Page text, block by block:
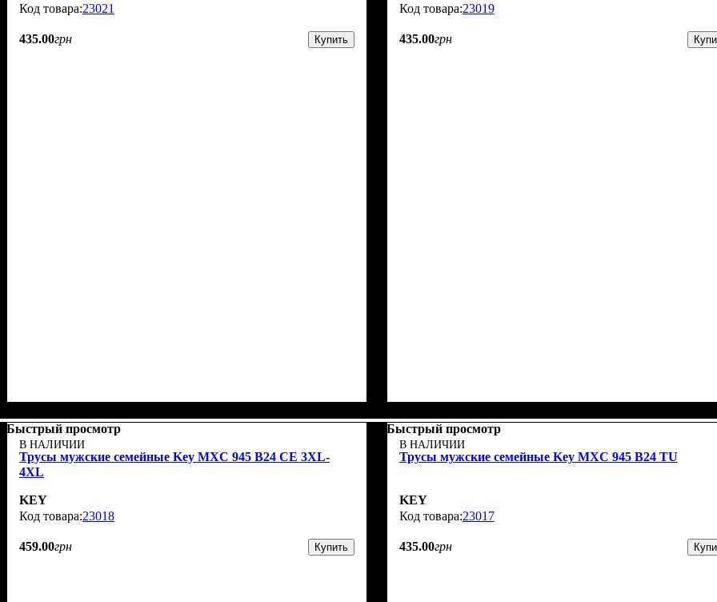
23021
435.00грн Купить
23019
435.00грн
Быстрый просмотр
В НАЛИЧИИ
Трусы мужские семейные Key MXC 945 В24 CE 3XL-
4XL
KEY
23018
459.00грн Купить
Быстрый просмотр
В НАЛИЧИИ
Трусы мужские семейные Key MXC 945 В24 TU
KEY
23017
435.00грн